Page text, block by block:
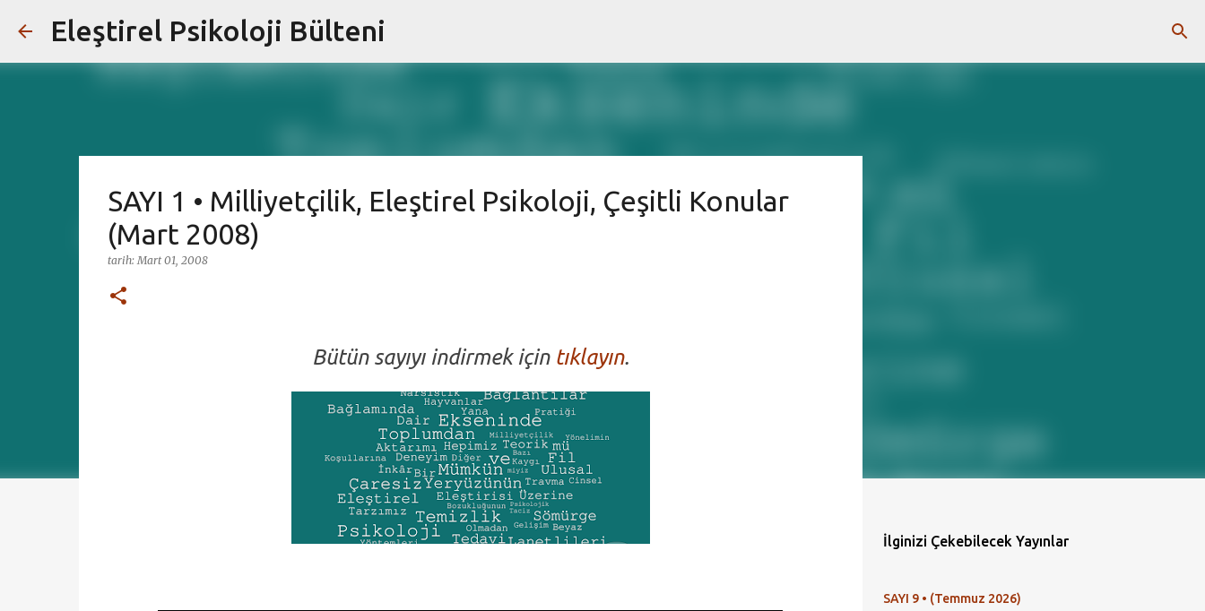
Eleştirel Psikoloji Bülteni
SAYI 1 • Milliyetçilik, Eleştirel Psikoloji, Çeşitli Konular
(Mart 2008)
tarih:Mart 01, 2008
Bütün sayıyı indirmek için tıklayın.
İlginizi Çekebilecek Yayınlar
SAYI 9 • (Temmuz 2026)